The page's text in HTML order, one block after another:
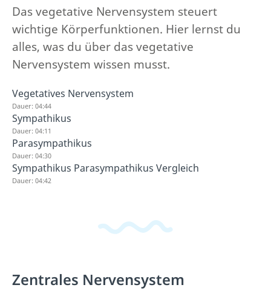
Das vegetative Nervensystem steuert
wichtige Körperfunktionen. Hier lernst du
alles, was du über das vegetative
Nervensystem wissen musst.
Vegetatives Nervensystem
Dauer: 04:44
Sympathikus
Dauer: 04:11
Parasympathikus
Dauer: 04:30
Sympathikus Parasympathikus Vergleich
Dauer: 04:42
Zentrales Nervensystem